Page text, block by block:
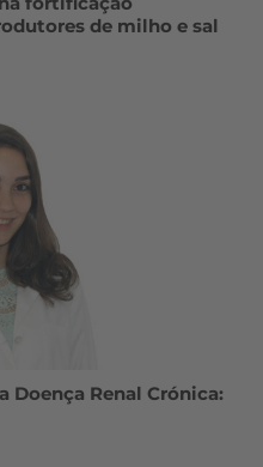
de milho e sal
Renal Crónica: